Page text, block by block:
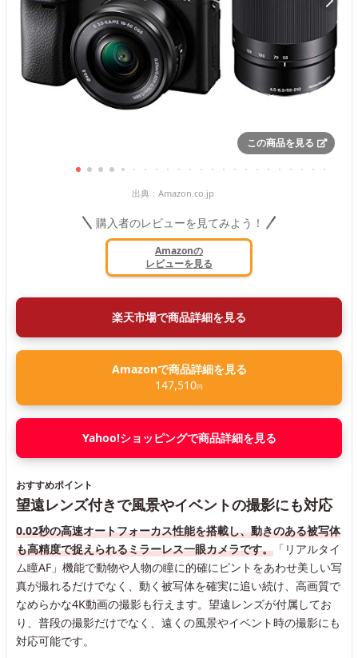
この商品を見る
出典： Amazon.co.jp
購入者のレビューを見てみよう！
Amazonの
レビューを見る
楽天市場で商品詳細を見る
Amazonで商品詳細を見る
147,510円
Yahoo!ショッピングで商品詳細を見る
おすすめポイント
望遠レンズ付きで風景やイベントの撮影にも対応
0.02秒の高速オートフォーカス性能を搭載し、動きのある被写体
も高精度で捉えられるミラーレス一眼カメラです。 「リアルタイ
ム瞳AF」機能で動物や人物の瞳に的確にピントをあわせ美しい写
真が撮れるだけでなく、動く被写体を確実に追い続け、高画質で
なめらかな4K動画の撮影も行えます。望遠レンズが付属してお
り、普段の撮影だけでなく、遠くの風景やイベント時の撮影にも
対応可能です。